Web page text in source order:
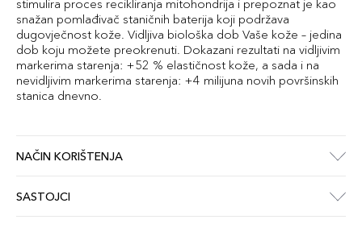
stimulira proces recikliranja mitohondrija i prepoznat je kao
snažan pomlađivač staničnih baterija koji podržava
dugovječnost kože. Vidljiva biološka dob Vaše kože – jedina
dob koju možete preokrenuti. Dokazani rezultati na vidljivim
markerima starenja: +52 % elastičnost kože, a sada i na
nevidljivim markerima starenja: +4 milijuna novih površinskih
stanica dnevno.
NAČIN KORIŠTENJA
SASTOJCI